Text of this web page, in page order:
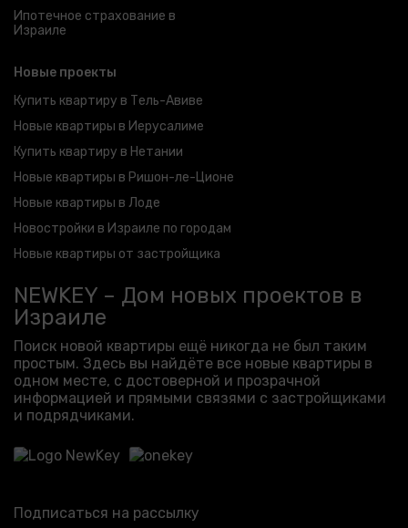
NEWKEY – Дом новых проектов в
Израиле
Поиск новой квартиры ещё никогда не был таким
простым. Здесь вы найдёте все новые квартиры в
одном месте, с достоверной и прозрачной
информацией и прямыми связями с застройщиками
и подрядчиками.
Подписаться на рассылку
Новые проекты
Купить квартиру в Тель-Авиве
Новые квартиры в Иерусалиме
Купить квартиру в Нетании
Новые квартиры в Ришон-ле-Ционе
Новые квартиры в Лоде
Новостройки в Израиле по городам
Новые квартиры от застройщика
Ипотечное страхование в
Израиле